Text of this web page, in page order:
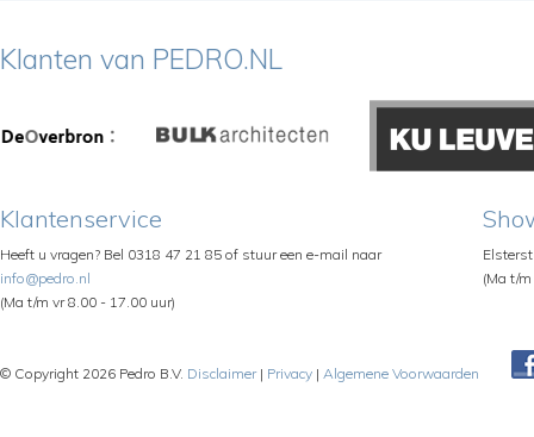
Klanten van PEDRO.NL
Klantenservice
Heeft u vragen? Bel 0318 47 21 85 of stuur een e-mail naar
info@pedro.nl
(Ma t/m vr 8.00 - 17.00 uur)
(Ma t/
© Copyright 2026 Pedro B.V. Disclaimer| Privacy | Algemene Voorwaarden